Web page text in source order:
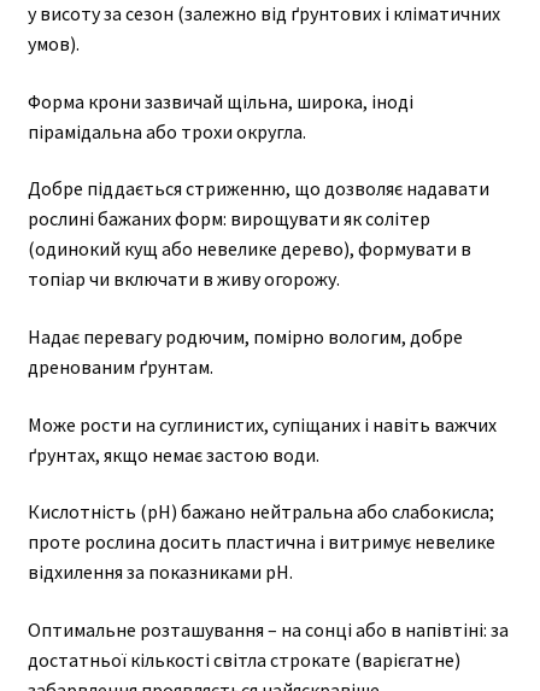
у висоту за сезон (залежно від ґрунтових і кліматичних
умов).
Форма крони зазвичай щільна, широка, іноді
пірамідальна або трохи округла.
Добре піддається стриженню, що дозволяє надавати
рослині бажаних форм: вирощувати як солітер
(одинокий кущ або невелике дерево), формувати в
топіар чи включати в живу огорожу.
Надає перевагу родючим, помірно вологим, добре
дренованим ґрунтам.
Може рости на суглинистих, супіщаних і навіть важчих
ґрунтах, якщо немає застою води.
Кислотність (pH) бажано нейтральна або слабокисла;
проте рослина досить пластична і витримує невелике
відхилення за показниками pH.
Оптимальне розташування – на сонці або в напівтіні: за
достатньої кількості світла строкате (варієгатне)